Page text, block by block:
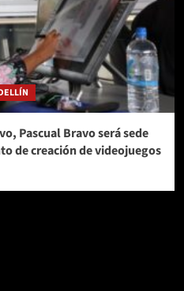
Pascual Bravo será sede
de creación de videojuegos